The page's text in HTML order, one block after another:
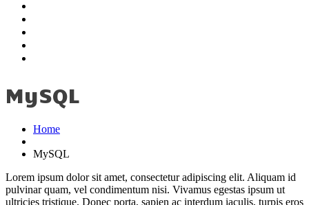
MySQL
Home
MySQL
Lorem ipsum dolor sit amet, consectetur adipiscing elit. Aliquam id
pulvinar quam, vel condimentum nisi. Vivamus egestas ipsum ut
ultricies tristique. Donec porta, sapien ac interdum iaculis, turpis eros